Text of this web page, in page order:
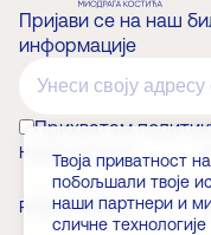
Пријави се на наш
информације
Прихватам
КАКО ДО НАС
РАДНО ВРЕМЕ
Твоја приватност
побољшали твоје
наши партнери и
сличне